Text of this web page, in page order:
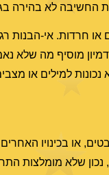
החשיבה לא בהירה
או חרדות. אי-
מוסיף מה שלא
נכונות למילים או
נכון שלא מומלצות